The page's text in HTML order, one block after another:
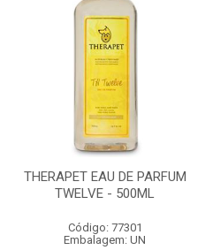
THERAPET EAU DE PARFUM
TWELVE - 500ML
Código: 77301
Embalagem: UN